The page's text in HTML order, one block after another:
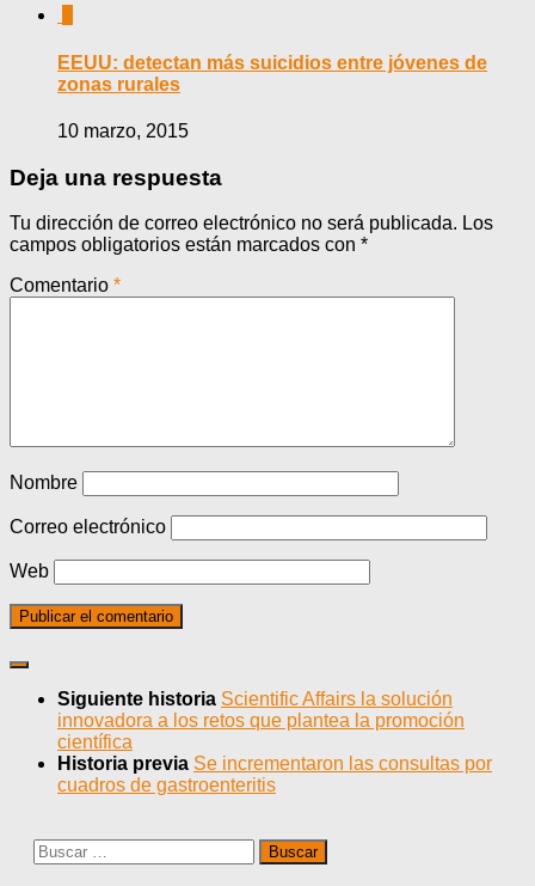
EEUU: detectan más suicidios entre jóvenes de
zonas rurales
10 marzo, 2015
Deja una respuesta
Tu dirección de correo electrónico no será publicada. Los
campos obligatorios están marcados con *
Comentario *
Nombre
Correo electrónico
Web
Siguiente historia Scientific Affairs la solución
innovadora a los retos que plantea la promoción
científica
Historia previa Se incrementaron las consultas por
cuadros de gastroenteritis
Buscar: